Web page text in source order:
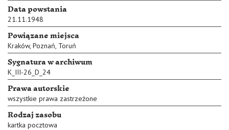
Data powstania
21.11.1948
Powiązane miejsca
Kraków, Poznań, Toruń
Sygnatura w archiwum
K_III-26_D_24
Prawa autorskie
wszystkie prawa zastrzeżone
Rodzaj zasobu
kartka pocztowa